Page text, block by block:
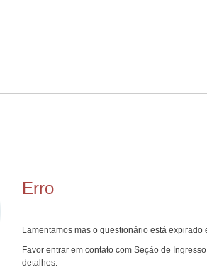
Erro
Lamentamos mas o questionário está expirado
Favor entrar em contato com Seção de
detalhes.